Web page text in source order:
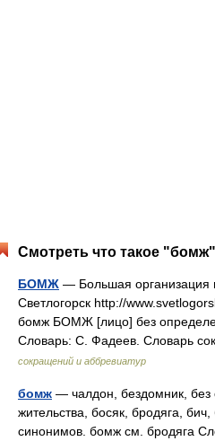
Смотреть что такое
БОМЖ — Большая организация
Светлогорск http://
бомж БОМЖ [лицо] без
Словарь: С. Фадеев. Словарь
сокращений и аббревиатур
бомж — чалдон, бездомник, без
жительства, босяк, бродяга,
синонимов. бомж см. бродяга